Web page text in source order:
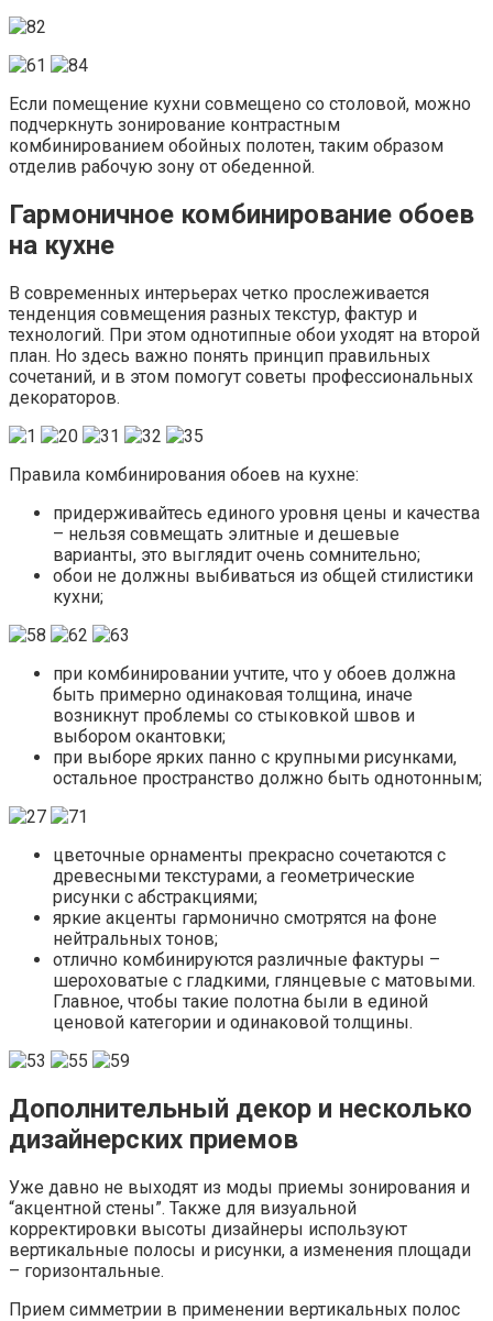
Если помещение кухни совмещено со столовой, можно
подчеркнуть зонирование контрастным
комбинированием обойных полотен, таким образом
отделив рабочую зону от обеденной.
Гармоничное комбинирование обоев
на кухне
В современных интерьерах четко прослеживается
тенденция совмещения разных текстур, фактур и
технологий. При этом однотипные обои уходят на второй
план. Но здесь важно понять принцип правильных
сочетаний, и в этом помогут советы профессиональных
декораторов.
Правила комбинирования обоев на кухне:
придерживайтесь единого уровня цены и качества
– нельзя совмещать элитные и дешевые
варианты, это выглядит очень сомнительно;
обои не должны выбиваться из общей стилистики
кухни;
при комбинировании учтите, что у обоев должна
быть примерно одинаковая толщина, иначе
возникнут проблемы со стыковкой швов и
выбором окантовки;
при выборе ярких панно с крупными рисунками,
остальное пространство должно быть однотонным;
цветочные орнаменты прекрасно сочетаются с
древесными текстурами, а геометрические
рисунки с абстракциями;
яркие акценты гармонично смотрятся на фоне
нейтральных тонов;
отлично комбинируются различные фактуры –
шероховатые с гладкими, глянцевые с матовыми.
Главное, чтобы такие полотна были в единой
ценовой категории и одинаковой толщины.
Дополнительный декор и несколько
дизайнерских приемов
Уже давно не выходят из моды приемы зонирования и
“акцентной стены”. Также для визуальной
корректировки высоты дизайнеры используют
вертикальные полосы и рисунки, а изменения площади
– горизонтальные.
Прием симметрии в применении вертикальных полос